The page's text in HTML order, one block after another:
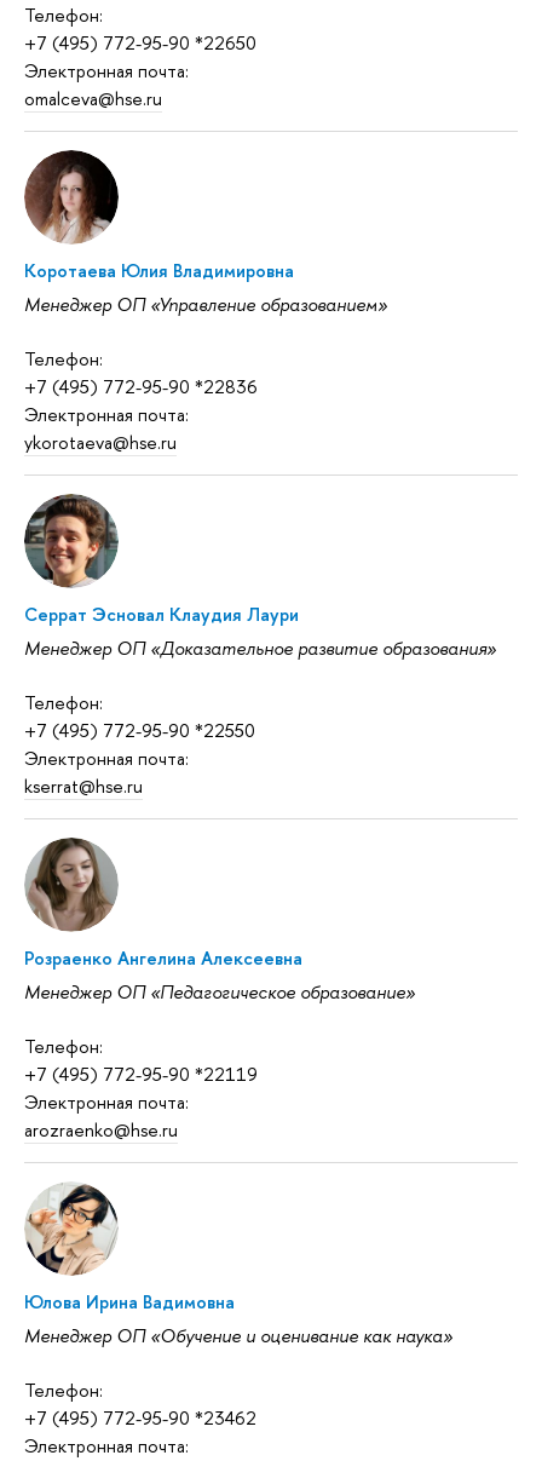
Телефон:
+7 (495) 772-95-90 *22650
Электронная почта:
omalceva@hse.ru
Коротаева Юлия Владимировна
Менеджер ОП «Управление образованием»
Телефон:
+7 (495) 772-95-90 *22836
Электронная почта:
ykorotaeva@hse.ru
Серрат Эсновал Клаудия Лаури
Менеджер ОП «Доказательное развитие образования»
Телефон:
+7 (495) 772-95-90 *22550
Электронная почта:
kserrat@hse.ru
Розраенко Ангелина Алексеевна
Менеджер ОП «Педагогическое образование»
Телефон:
+7 (495) 772-95-90 *22119
Электронная почта:
arozraenko@hse.ru
Юлова Ирина Вадимовна
Менеджер ОП «Обучение и оценивание как наука»‎
Телефон:
+7 (495) 772-95-90 *23462
Электронная почта: